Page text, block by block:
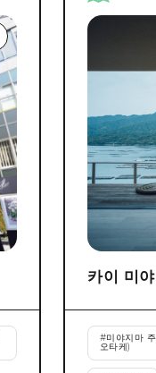
카이 미
#미야지마
오타케)